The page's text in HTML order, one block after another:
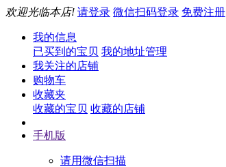
欢迎光临本店! 请登录 微信扫码登录 免费注册
我的信息
已买到的宝贝 我的地址管理
我关注的店铺
购物车
收藏夹
收藏的宝贝 收藏的店铺
手机版
请用微信扫描